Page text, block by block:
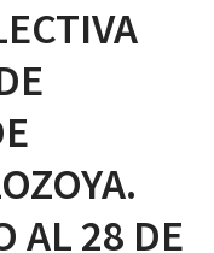
AL 28 DE